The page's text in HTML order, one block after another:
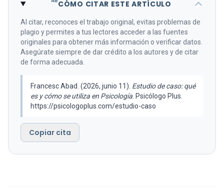
“”CÓMO CITAR ESTE ARTÍCULO
Al citar, reconoces el trabajo original, evitas problemas de
plagio y permites a tus lectores acceder a las fuentes
originales para obtener más información o verificar datos.
Asegúrate siempre de dar crédito a los autores y de citar
de forma adecuada.
Francesc Abad. (2026, junio 11). Estudio de caso: qué
es y cómo se utiliza en Psicología . Psicólogo Plus.
https://psicologoplus.com/estudio-caso
Copiar cita